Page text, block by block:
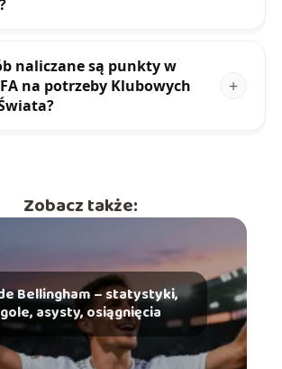
naliczane są punkty w
na potrzeby Klubowych
Zobacz także:
Bellingham – statystyki,
gole, asysty, osiągnięcia